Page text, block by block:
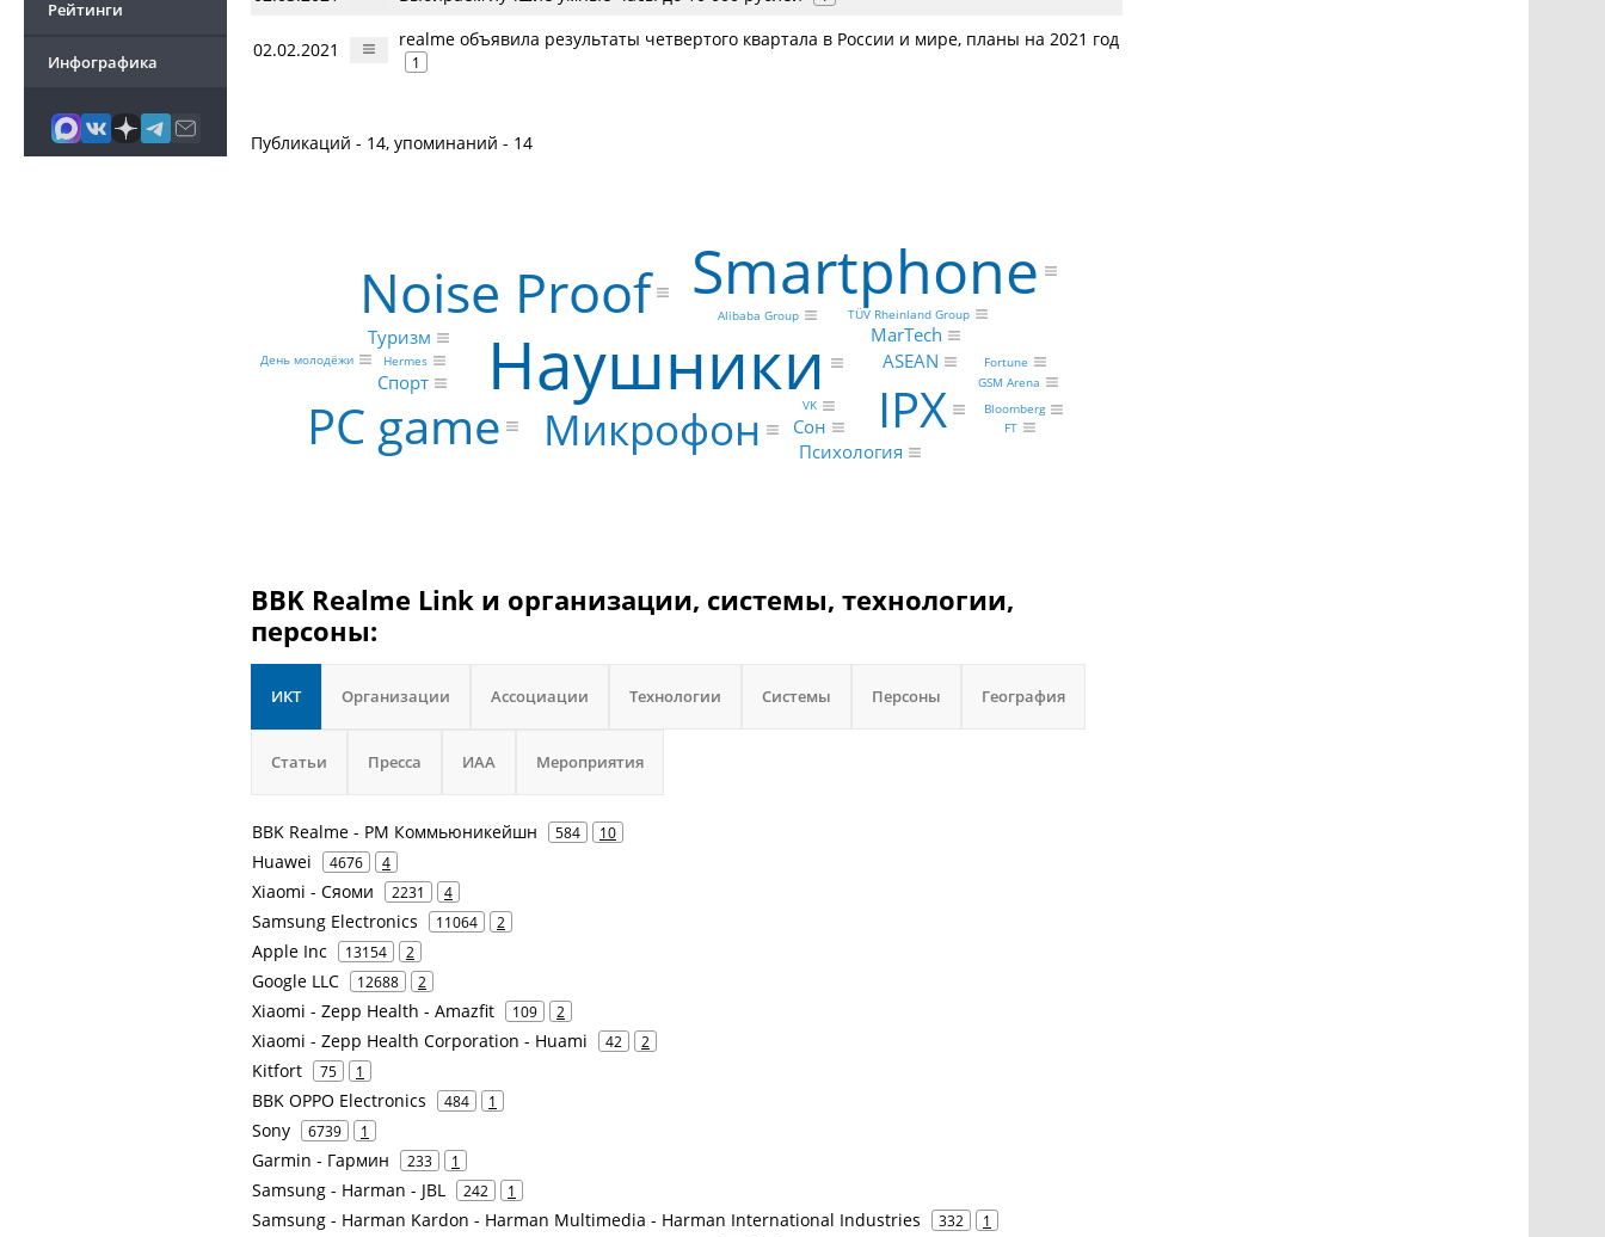
Рейтинги
Инфографика
02.02.2021 realme объявила результаты четвертого квартала в России и мире, планы на 2021 год
1
Публикаций - 14, упоминаний - 14
Наушники
Smartphone
Noise Proof
IPX
PC game Микрофон
ASEAN
MarTech
Туризм
Спорт
Психология
Сон
Alibaba Group TÜV Rheinland Group
Hermes
VK
FT
Bloomberg
GSM Arena
Fortune
День молодёжи
BBK Realme Link и организации, системы, технологии,
персоны:
ИКТ Организации Ассоциации Технологии Системы Персоны География
Статьи Пресса ИАА Мероприятия
BBK Realme - РМ Коммьюникейшн 584 10
Huawei 4676 4
Xiaomi - Сяоми 2231 4
Samsung Electronics 11064 2
Apple Inc 13154 2
Google LLC 12688 2
Xiaomi - Zepp Health - Amazfit 109 2
Xiaomi - Zepp Health Corporation - Huami 42 2
Kitfort 75 1
BBK OPPO Electronics 484 1
Sony 6739 1
Garmin - Гармин 233 1
Samsung - Harman - JBL 242 1
Samsung - Harman Kardon - Harman Multimedia - Harman International Industries 332 1